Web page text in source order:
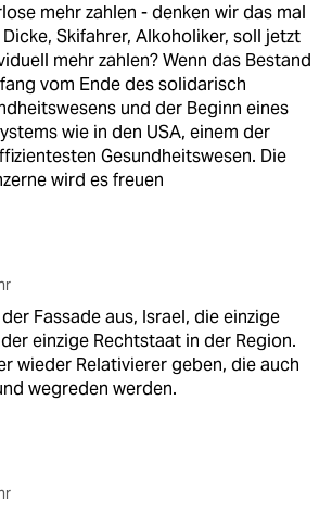
mehr zahlen - denken wir das mal
Skifahrer, Alkoholiker, soll jetzt
mehr zahlen? Wenn das Bestand
vom Ende des solidarisch
und der Beginn eines
wie in den USA, einem der
Gesundheitswesen. Die
wird es freuen
Fassade aus, Israel, die einzige
einzige Rechtstaat in der Region.
wieder Relativierer geben, die auch
wegreden werden.